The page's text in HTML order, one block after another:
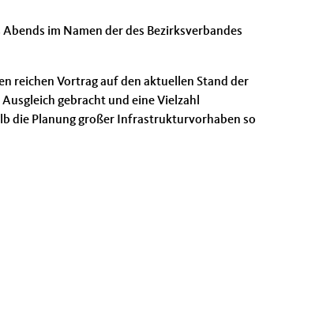
im Namen der des Bezirksverbandes
reichen Vortrag auf den aktuellen Stand der
gebracht und eine Vielzahl
die Planung großer Infrastrukturvorhaben so